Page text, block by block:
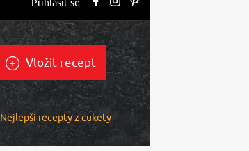
Přihlásit se
Vložit recept
Nejlepší recepty z cukety